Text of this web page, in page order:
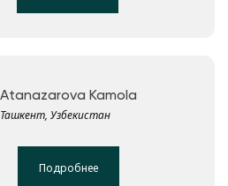
Atanazarova Kamola
Ташкент, Узбекистан
Подробнее